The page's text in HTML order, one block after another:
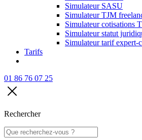
Simulateur SASU
Simulateur TJM
Simulateur cotisations
Simulateur statut
Simulateur tarif expert-
Tarifs
01 86 76 07 25
Rechercher